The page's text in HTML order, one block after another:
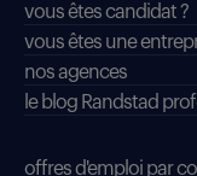
vous êtes candidat ?
vous êtes une
nos agences
le blog Randstad
offres d'emploi par